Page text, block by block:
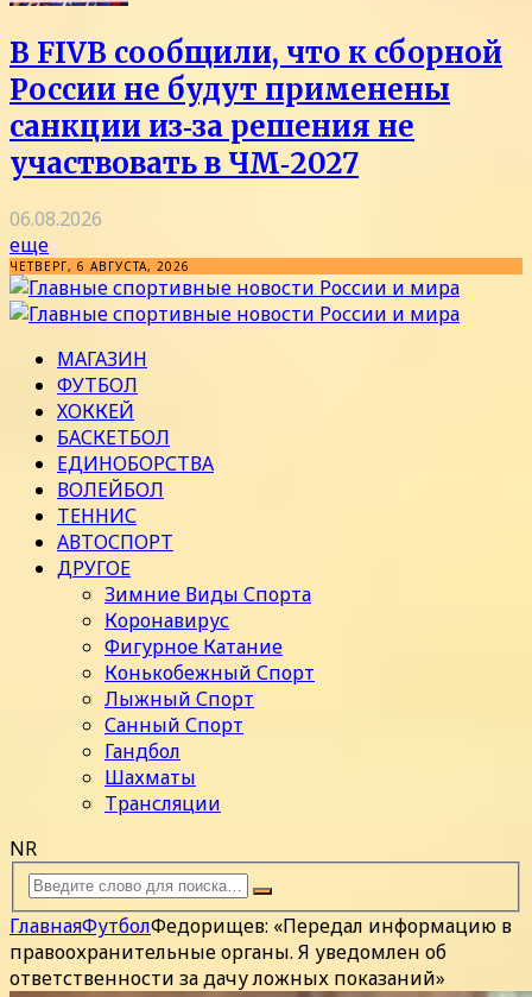
В FIVB сообщили, что к сборной
России не будут применены
санкции из‑за решения не
участвовать в ЧМ‑2027
06.08.2026
еще
ЧЕТВЕРГ, 6 АВГУСТА, 2026
МАГАЗИН
ФУТБОЛ
ХОККЕЙ
БАСКЕТБОЛ
ЕДИНОБОРСТВА
ВОЛЕЙБОЛ
ТЕННИС
АВТОСПОРТ
ДРУГОЕ
Зимние Виды Спорта
Коронавирус
Фигурное Катание
Конькобежный Спорт
Лыжный Спорт
Санный Спорт
Гандбол
Шахматы
Трансляции
NR
ГлавнаяФутболФедорищев: «Передал информацию в
правоохранительные органы. Я уведомлен об
ответственности за дачу ложных показаний»